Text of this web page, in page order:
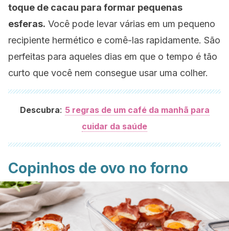
toque de cacau para formar pequenas
esferas. Você pode levar várias em um pequeno
recipiente hermético e comê-las rapidamente. São
perfeitas para aqueles dias em que o tempo é tão
curto que você nem consegue usar uma colher.
Descubra: 5 regras de um café da manhã para
cuidar da saúde
Copinhos de ovo no forno